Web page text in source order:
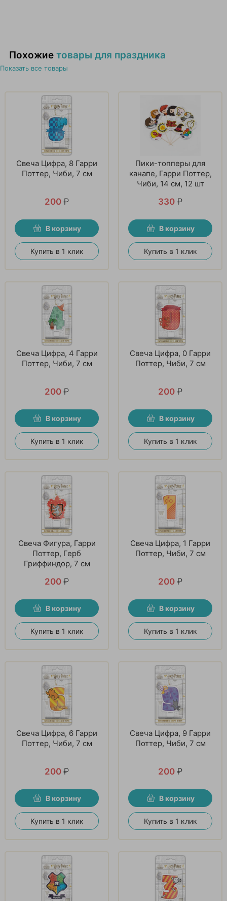
Похожие товары для праздника
Показать все товары
Свеча Цифра, 8 Гарри
Поттер, Чиби, 7 см
200 ₽
В корзину
Купить в 1 клик
Пики-топперы для
канапе, Гарри Поттер,
Чиби, 14 см, 12 шт
330 ₽
В корзину
Купить в 1 клик
Свеча Цифра, 4 Гарри
Поттер, Чиби, 7 см
200 ₽
В корзину
Купить в 1 клик
Свеча Цифра, 0 Гарри
Поттер, Чиби, 7 см
200 ₽
В корзину
Купить в 1 клик
Свеча Фигура, Гарри
Поттер, Герб
Гриффиндор, 7 см
200 ₽
В корзину
Купить в 1 клик
Свеча Цифра, 1 Гарри
Поттер, Чиби, 7 см
200 ₽
В корзину
Купить в 1 клик
Свеча Цифра, 6 Гарри
Поттер, Чиби, 7 см
200 ₽
В корзину
Купить в 1 клик
Свеча Цифра, 9 Гарри
Поттер, Чиби, 7 см
200 ₽
В корзину
Купить в 1 клик